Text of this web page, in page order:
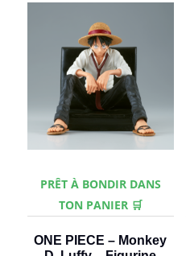
PRÊT À BONDIR DANS
TON PANIER 🛒
ONE PIECE – Monkey